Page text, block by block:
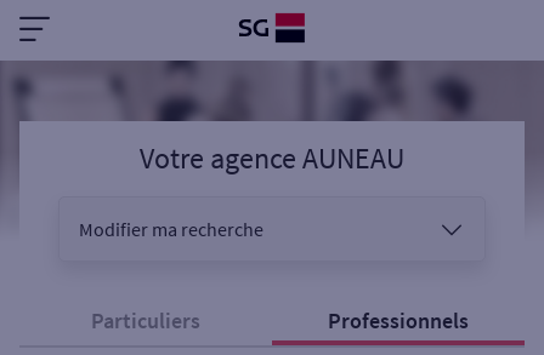
Votre agence AUNEAU
Modifier ma recherche
Particuliers Professionnels